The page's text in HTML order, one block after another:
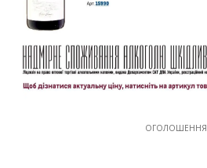
ОГОЛОШЕННЯ